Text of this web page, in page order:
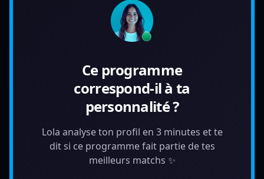
Ce programme
correspond-il à ta
personnalité ?
Lola analyse ton profil en 3 minutes et te
dit si ce programme fait partie de tes
meilleurs matchs ✨